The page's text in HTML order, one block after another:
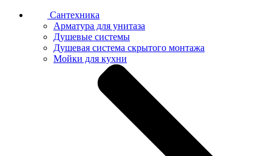
Сантехника
Арматура для унитаза
Душевые системы
Душевая система скрытого монтажа
Мойки для кухни